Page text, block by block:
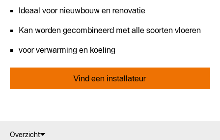
Ideaal voor nieuwbouw en renovatie
Kan worden gecombineerd met alle soorten vloeren
voor verwarming en koeling
Vind een installateur
Overzicht